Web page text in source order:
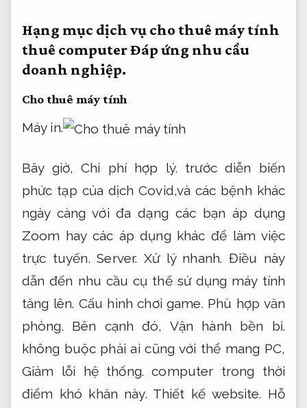
Hạng mục dịch vụ cho thuê máy tính
thuê computerĐáp ứng nhu cầu
doanh nghiệp.
Cho thuê máy tính
Máy in.
Bây giờ,Chi phí hợp lý. trước diễn biến
phức tạp của dịch Covid,và các bệnh khác
ngày càng với đa dạng các bạn áp dụng
Zoom hay các áp dụng khác để làm việc
trực tuyến.Server. Xử lý nhanh. Điều này
dẫn đến nhu cầu cụ thể sử dụng máy tính
tăng lên. Cấu hình chơi game. Phù hợp văn
phòng. Bên cạnh đó, Vận hành bền bỉ.
không buộc phải ai cũng với thể mang PC,
Giảm lỗi hệ thống. computer trong thời
điểm khó khăn này. Thiết kế website. Hỗ